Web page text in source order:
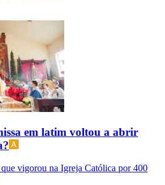
em latim voltou a abrir
vigorou na Igreja Católica por 400